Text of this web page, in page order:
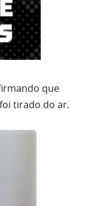
que
tirado do ar.